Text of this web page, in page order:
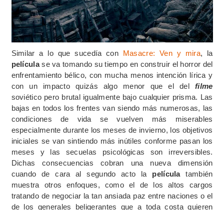
Similar a lo que sucedía con Masacre: Ven y mira, la
películase va tomando su tiempo en construir el horror del
enfrentamiento bélico, con mucha menos intención lírica y
con un impacto quizás algo menor que el del filme
soviético pero brutal igualmente bajo cualquier prisma. Las
bajas en todos los frentes van siendo más numerosas, las
condiciones de vida se vuelven más miserables
especialmente durante los meses de invierno, los objetivos
iniciales se van sintiendo más inútiles conforme pasan los
meses y las secuelas psicológicas son irreversibles.
Dichas consecuencias cobran una nueva dimensión
cuando de cara al segundo acto la películatambién
muestra otros enfoques, como el de los altos cargos
tratando de negociar la tan ansiada paz entre naciones o el
de los generales beligerantes que a toda costa quieren